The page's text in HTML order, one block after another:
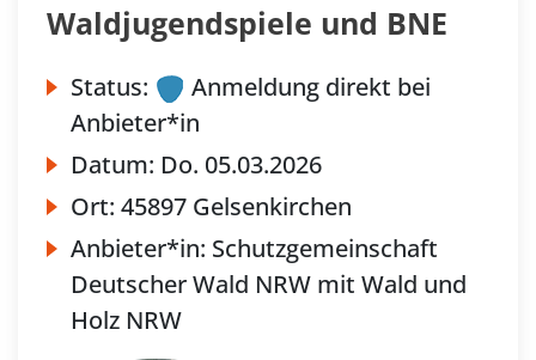
Waldjugendspiele und BNE
Status:
Anmeldung direkt bei
Anbieter*in
Datum: Do. 05.03.2026
Ort: 45897 Gelsenkirchen
Anbieter*in: Schutzgemeinschaft
Deutscher Wald NRW mit Wald und
Holz NRW